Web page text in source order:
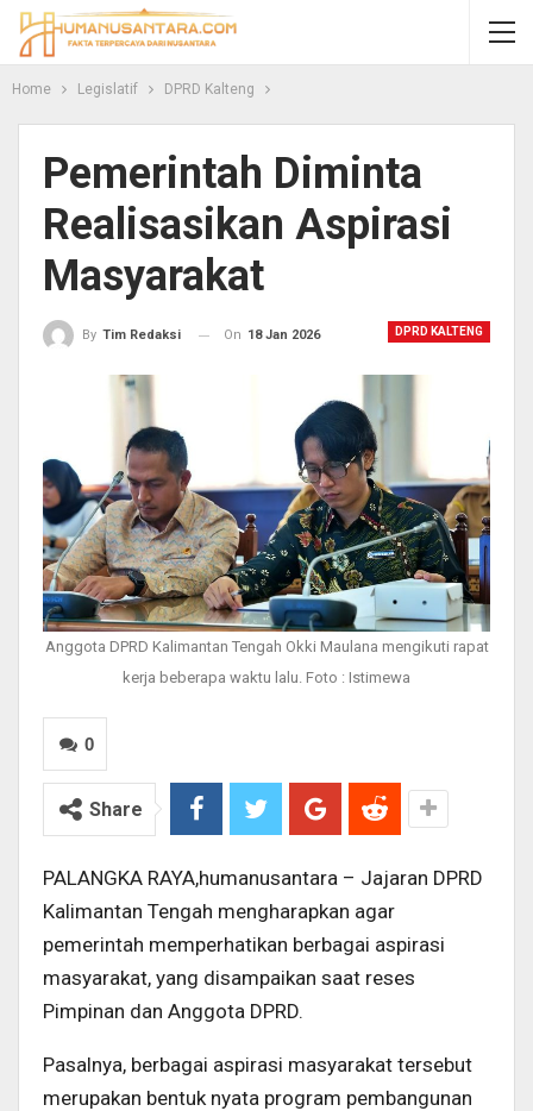
Home Legislatif DPRD Kalteng
Pemerintah Diminta
Realisasikan Aspirasi
Masyarakat
DPRD KALTENG
By Tim Redaksi On 18 Jan 2026
Anggota DPRD Kalimantan Tengah Okki Maulana mengikuti rapat
kerja beberapa waktu lalu. Foto : Istimewa
0
Share
PALANGKA RAYA,humanusantara – Jajaran DPRD
Kalimantan Tengah mengharapkan agar
pemerintah memperhatikan berbagai aspirasi
masyarakat, yang disampaikan saat reses
Pimpinan dan Anggota DPRD.
Pasalnya, berbagai aspirasi masyarakat tersebut
merupakan bentuk nyata program pembangunan